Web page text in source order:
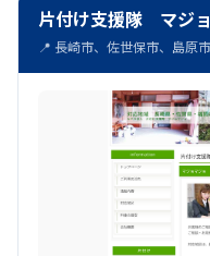
片付け支援隊 マジ
📍 長崎市、佐世保市、島原